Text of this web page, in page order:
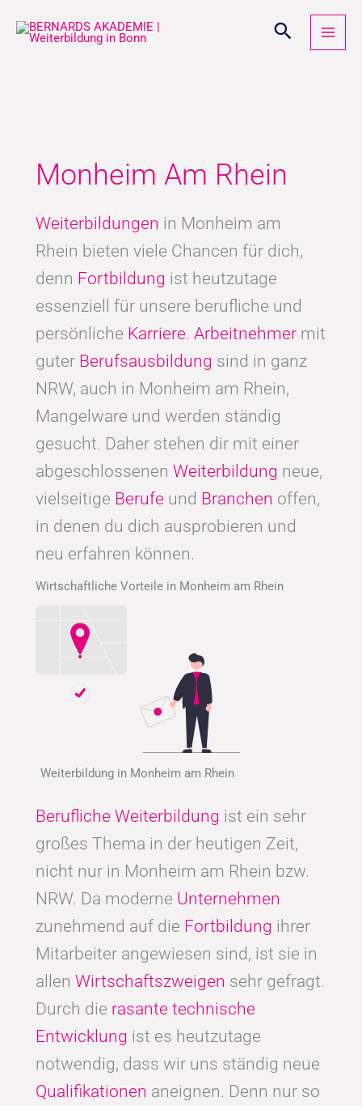
Inhalt
Monheim Am Rhein
Weiterbildungen in Monheim am
Rhein bieten viele Chancen für dich,
denn Fortbildung ist heutzutage
essenziell für unsere berufliche und
persönliche Karriere. Arbeitnehmer mit
guter Berufsausbildung sind in ganz
NRW, auch in Monheim am Rhein,
Mangelware und werden ständig
gesucht. Daher stehen dir mit einer
abgeschlossenen Weiterbildung neue,
vielseitige Berufe und Branchen offen,
in denen du dich ausprobieren und
neu erfahren können.
Wirtschaftliche Vorteile in Monheim am Rhein
Weiterbildung in Monheim am Rhein
Berufliche Weiterbildung ist ein sehr
großes Thema in der heutigen Zeit,
nicht nur in Monheim am Rhein bzw.
NRW. Da moderne Unternehmen
zunehmend auf die Fortbildung ihrer
Mitarbeiter angewiesen sind, ist sie in
allen Wirtschaftszweigen sehr gefragt.
Durch die rasante technische
Entwicklung ist es heutzutage
notwendig, dass wir uns ständig neue
Qualifikationen aneignen. Denn nur so